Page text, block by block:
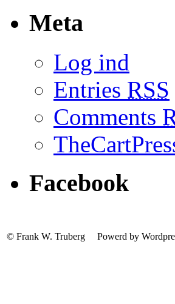
Meta
Log ind
Entries RSS
Comments
Facebook
© Frank W. Truberg Powerd by